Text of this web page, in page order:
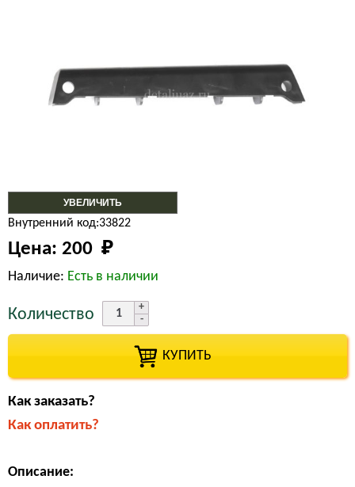
УВЕЛИЧИТЬ
Внутренний код:33822
Цена: 200 ₽
Наличие: Есть в наличии
Количество
КУПИТЬ
Как заказать?
Как оплатить?
Описание: